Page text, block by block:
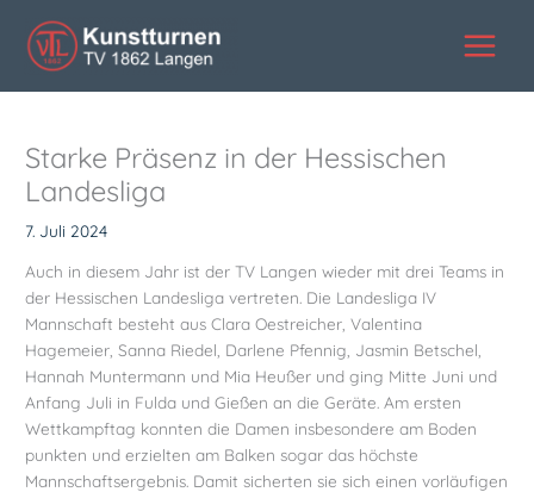
Inhalt
springen
Starke Präsenz in der Hessischen
Landesliga
7. Juli 2024
Auch in diesem Jahr ist der TV Langen wieder mit drei Teams in
der Hessischen Landesliga vertreten. Die Landesliga IV
Mannschaft besteht aus Clara Oestreicher, Valentina
Hagemeier, Sanna Riedel, Darlene Pfennig, Jasmin Betschel,
Hannah Muntermann und Mia Heußer und ging Mitte Juni und
Anfang Juli in Fulda und Gießen an die Geräte. Am ersten
Wettkampftag konnten die Damen insbesondere am Boden
punkten und erzielten am Balken sogar das höchste
Mannschaftsergebnis. Damit sicherten sie sich einen vorläufigen